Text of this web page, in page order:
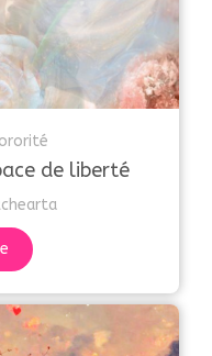
de liberté